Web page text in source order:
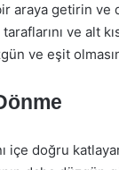
araya getirin ve
ve alt
ve eşit
içe doğru